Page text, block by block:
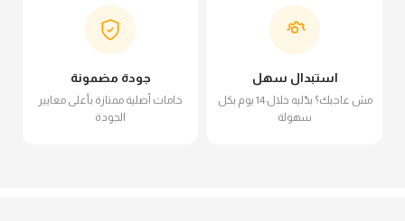
استبدال سهل
مش عاجبك؟ بدّليه خلال 14 يوم بكل
سهولة
جودة مضمونة
خامات أصلية ممتازة بأعلى معايير
الجودة